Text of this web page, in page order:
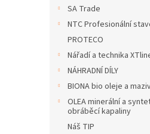
SA Trade
NTC Profesionální
PROTECO
Nářadí a technika
NÁHRADNÍ DÍLY
BIONA bio oleje a
OLEA minerální a
obráběcí kapaliny
Náš TIP